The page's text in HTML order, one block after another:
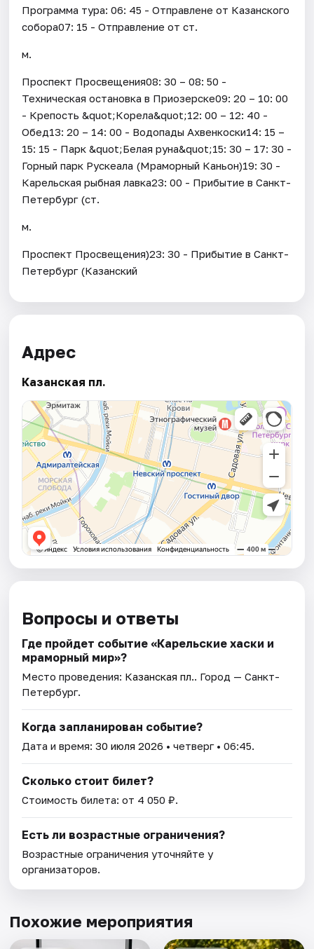
Программа тура: 06: 45 - Отправлене от Казанского
собора07: 15 - Отправление от ст.
м.
Проспект Просвещения08: 30 – 08: 50 -
Техническая остановка в Приозерске09: 20 – 10: 00
- Крепость &quot;Корела&quot;12: 00 – 12: 40 -
Обед13: 20 – 14: 00 - Водопады Ахвенкоски14: 15 –
15: 15 - Парк &quot;Белая руна&quot;15: 30 – 17: 30 -
Горный парк Рускеала (Мраморный Каньон)19: 30 -
Карельская рыбная лавка23: 00 - Прибытие в Санкт-
Петербург (ст.
м.
Проспект Просвещения)23: 30 - Прибытие в Санкт-
Петербург (Казанский
Адрес
Казанская пл.
Вопросы и ответы
Где пройдет событие «Карельские хаски и
мраморный мир»?
Место проведения: Казанская пл.. Город — Санкт-
Петербург.
Когда запланирован событие?
Дата и время:30 июля 2026 • четверг • 06:45.
Сколько стоит билет?
Стоимость билета: от 4 050 ₽.
Есть ли возрастные ограничения?
Возрастные ограничения уточняйте у
организаторов.
Похожие мероприятия